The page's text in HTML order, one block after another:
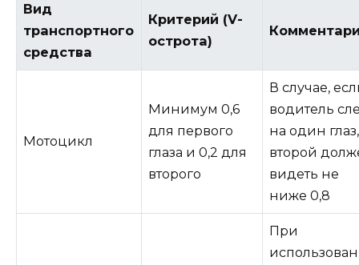
Вид
транспортного
средства
Критерий (V-
острота)
Мотоцикл
Минимум 0,6
для первого
глаза и 0,2 для
второго
В случае,
водитель
на один глаз,
второй
видеть не
ниже 0,8
При